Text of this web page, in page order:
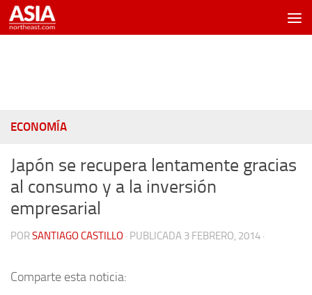
Saltar al contenido
ECONOMÍA
Japón se recupera lentamente gracias
al consumo y a la inversión
empresarial
PORSANTIAGO CASTILLO · PUBLICADA 3 FEBRERO, 2014 ·
Comparte esta noticia: